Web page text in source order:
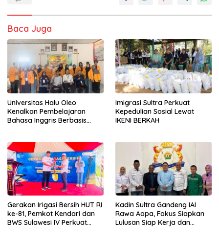
Baca Juga
Universitas Halu Oleo
Kenalkan Pembelajaran
Bahasa Inggris Berbasis
Imigrasi Sultra Perkuat
Kepedulian Sosial Lewat
IKENI BERKAH
Gerakan Irigasi Bersih HUT RI
ke-81, Pemkot Kendari dan
BWS Sulawesi IV Perkuat
Kadin Sultra Gandeng IAI
Rawa Aopa, Fokus Siapkan
Lulusan Siap Kerja dan